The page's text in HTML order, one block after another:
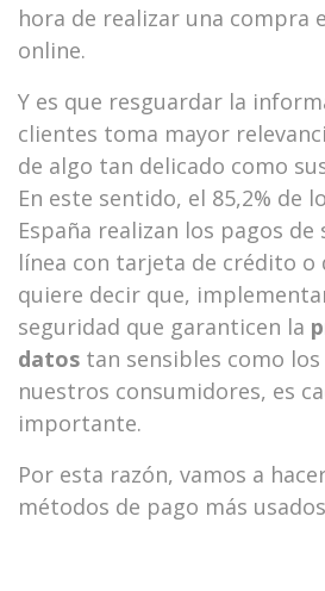
hora de realizar una compra
online.
Y es que resguardar la
clientes toma mayor
de algo tan delicado como
En este sentido, el 85,2% de
España realizan los pagos de
línea con tarjeta de crédito o
quiere decir que,
seguridad que garanticen la
datos tan sensibles como
nuestros consumidores, es
importante.
Por esta razón, vamos a
métodos de pago más